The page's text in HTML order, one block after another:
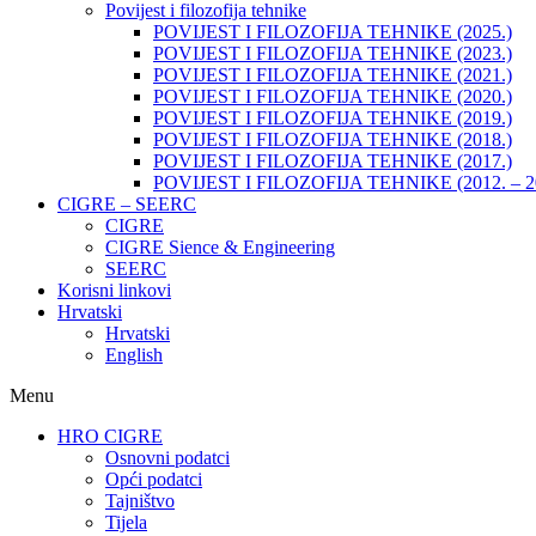
Povijest i filozofija tehnike
POVIJEST I FILOZOFIJA TEHNIKE (2025.)
POVIJEST I FILOZOFIJA TEHNIKE (2023.)
POVIJEST I FILOZOFIJA TEHNIKE (2021.)
POVIJEST I FILOZOFIJA TEHNIKE (2020.)
POVIJEST I FILOZOFIJA TEHNIKE (2019.)
POVIJEST I FILOZOFIJA TEHNIKE (2018.)
POVIJEST I FILOZOFIJA TEHNIKE (2017.)
POVIJEST I FILOZOFIJA TEHNIKE (2012. –
CIGRE – SEERC
CIGRE
CIGRE Sience & Engineering
SEERC
Korisni linkovi
Hrvatski
Hrvatski
English
Menu
HRO CIGRE
Osnovni podatci​
Opći podatci
Tajništvo
Tijela